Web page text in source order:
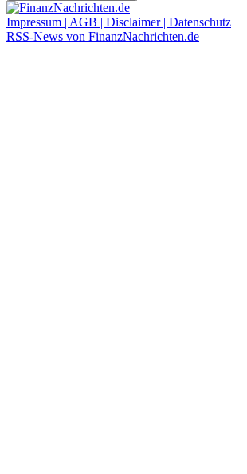
Impressum | AGB | Disclaimer | Datenschutz
RSS-News von FinanzNachrichten.de